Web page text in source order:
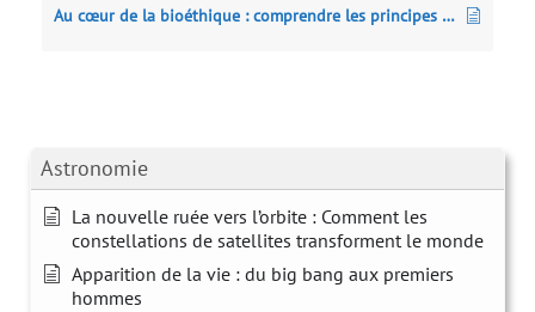
Astronomie
La nouvelle ruée vers l’orbite : Comment les
constellations de satellites transforment le monde
Apparition de la vie : du big bang aux premiers
hommes
Au cœur de la bioéthique : comprendre les principes et les enjeux en BD